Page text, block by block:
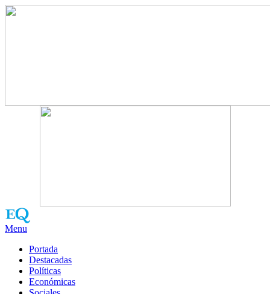
Menu
Portada
Destacadas
Políticas
Económicas